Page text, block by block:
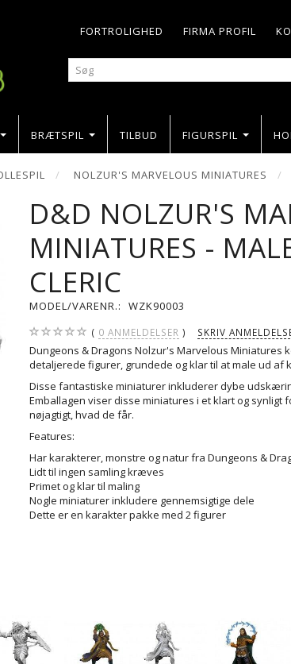
FIRMA PROFIL
FORTROLIGHED
BRÆTSPIL TILBUD FIGURSPIL
NOLZUR'S MARVELOUS MINIATURES
D&D NOLZUR'S
MINIATURES -
CLERIC
MODEL/VARENR.: WZK90003
0 ANMELDELSER SKRIV
Dungeons & Dragons Nolzur's Marvelous Miniatures
detaljerede figurer, grundede og klar til at male ud af
Disse fantastiske miniaturer inkluderer dybe
Emballagen viser disse miniatures i et klart og synligt
nøjagtigt, hvad de får.
Features:
Har karakterer, monstre og natur fra Dungeons &
Lidt til ingen samling kræves
Primet og klar til maling
Nogle miniaturer inkludere gennemsigtige dele
Dette er en karakter pakke med 2 figurer